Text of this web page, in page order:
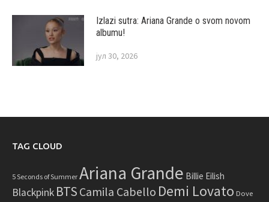
Izlazi sutra: Ariana Grande o svom novom
albumu!
јул 30, 2026
TAG CLOUD
5 Seconds of Summer Ariana Grande Billie Eilish
Blackpink BTS Camila Cabello Demi Lovato Dove